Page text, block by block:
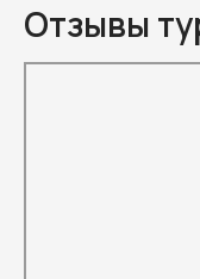
Отзывы